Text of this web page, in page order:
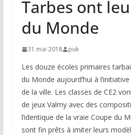
Tarbes ont
du Monde
31 mai 2018 puk
Les douze écoles primaires
du Monde aujourd’hui à
de la ville. Les classes de CE2
de jeux Valmy avec des
l’identique de la vraie Coupe du
sont fin prêts à imiter leurs